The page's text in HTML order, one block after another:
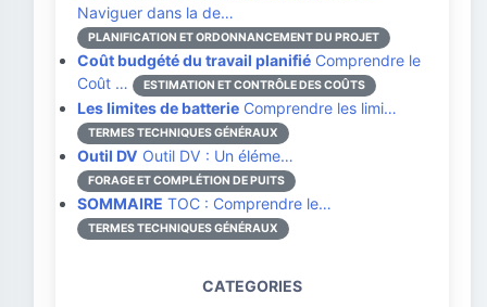
Naviguer dans la de…
PLANIFICATION ET ORDONNANCEMENT DU PROJET
Coût budgété du travail planifié Comprendre le
Coût …
ESTIMATION ET CONTRÔLE DES COÛTS
Les limites de batterie Comprendre les limi…
TERMES TECHNIQUES GÉNÉRAUX
Outil DV Outil DV : Un éléme…
FORAGE ET COMPLÉTION DE PUITS
SOMMAIRE TOC : Comprendre le…
TERMES TECHNIQUES GÉNÉRAUX
CATEGORIES